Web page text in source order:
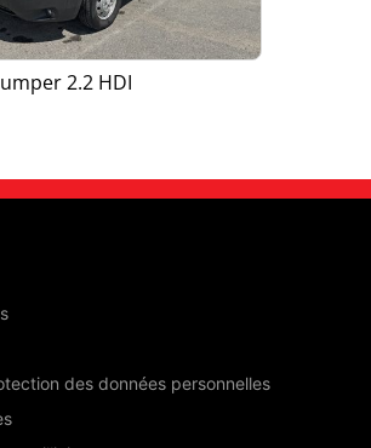
2.2 HDI
des données personnelles